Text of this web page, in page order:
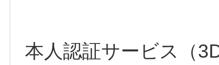
本人認証サービス（